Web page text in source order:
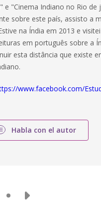
e "Cinema Indiano no Rio de
sobre este país, assisto a
na Índia em 2013 e
em português sobre a
esta distância que existe
www.facebook.com/
Habla con el autor